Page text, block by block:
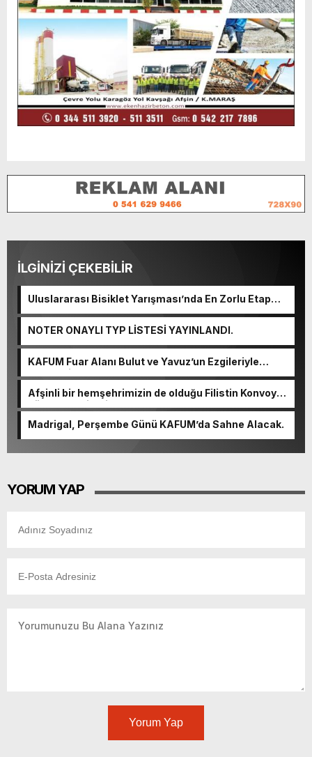
İLGİNİZİ ÇEKEBİLİR
Uluslararası Bisiklet Yarışması’nda En Zorlu Etap
NOTER ONAYLI TYP LİSTESİ YAYINLANDI.
KAFUM Fuar Alanı Bulut ve Yavuz’un Ezgileriyle
Şenlendi.
Afşinli bir hemşehrimizin de olduğu Filistin Konvoyu,
güçlenerek ilerliyor.
Madrigal, Perşembe Günü KAFUM’da Sahne Alacak.
YORUM YAP
Yorum Yap